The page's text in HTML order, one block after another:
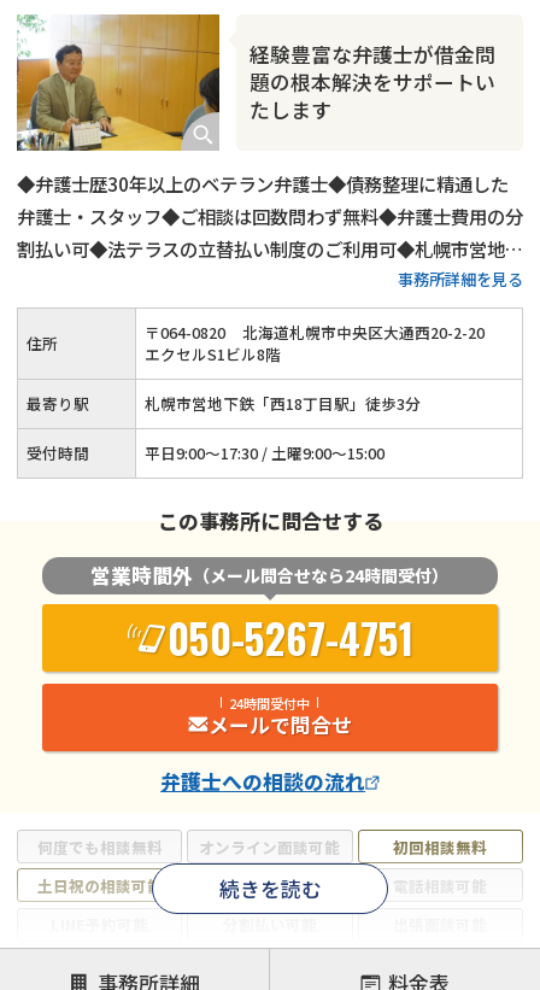
カードローン
経験豊富な弁護士が借金問
題の根本解決をサポートい
たします
◆弁護士歴30年以上のベテラン弁護士◆債務整理に精通した
弁護士・スタッフ◆ご相談は回数問わず無料◆弁護士費用の分
割払い可◆法テラスの立替払い制度のご利用可◆札幌市営地下
鉄「西18丁目駅」から徒歩3分◆徹底的な秘密管理◆女性スタ
ッフ在籍
事務所詳細を見る
何度でも相談無料 オンライン面談可能
初回相談無料
土日祝の相談可能
19時以降電話可能
電話相談可能
続きを読む
住所 〒064-0820
北海道札幌市中央区大通西20-2-20
エクセルS1ビル8階
最寄り駅 札幌市営地下鉄「西18丁目駅」徒歩3分
受付時間 平日9:00～17:30 / 土曜9:00～15:00
この事務所に問合せする
営業時間外 （メール問合せなら24時間受付）
050-5267-4751
24時間受付中
メールで問合せ
弁護士への相談の流れ
事務所詳細 料金表